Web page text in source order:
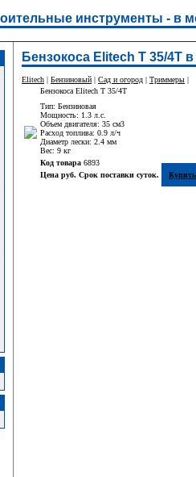
инструменты - в
Бензокоса Elitech Т 35/4Т
Elitech | Бензиновый | Сад и огород | Триммеры |
Бензокоса Elitech Т 35/4Т
Тип: Бензиновая
Мощность: 1.3 л.с.
Объем двигателя: 35 см3
Расход топлива: 0.9 л/ч
Диаметр лески: 2.4 мм
Вес: 9 кг
Код товара 6893
Цена руб. Срок поставки суток.
Купить